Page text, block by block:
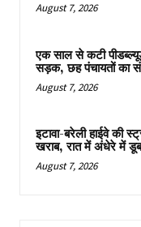
August 7, 2026
एक साल से कटी
सड़क, छह पंचायतों का
August 7, 2026
इटावा-बरेली हाईवे की
खराब, रात में अंधेरे में
August 7, 2026